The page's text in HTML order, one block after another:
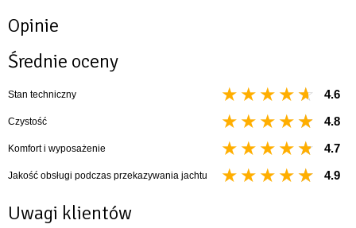
Opinie
Średnie oceny
Stan techniczny 4.6
Czystość 4.8
Komfort i wyposażenie 4.7
Jakość obsługi podczas przekazywania jachtu 4.9
Uwagi klientów